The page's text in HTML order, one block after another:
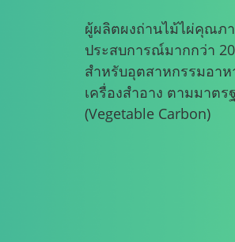
ผู้ผลิตผงถ่านไม้ไผ่คุณภ
ประสบการณ์มากกว่า
สำหรับอุตสาหกรรมอาห
เครื่องสำอาง ตามมาตร
(Vegetable Carbon)